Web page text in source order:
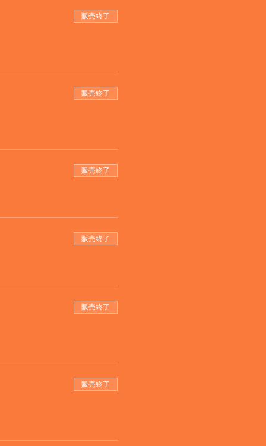
販売終了
販売終了
販売終了
販売終了
販売終了
販売終了